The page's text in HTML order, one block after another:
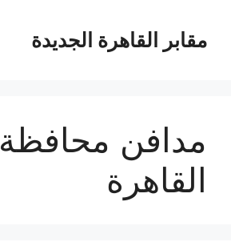
المحتوىمقابر القاهرة الجديدة
مدافن محافظة
القاهرة